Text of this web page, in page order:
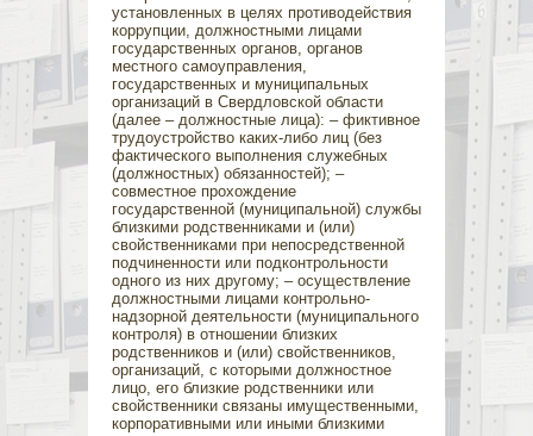
установленных в целях противодействия
коррупции, должностными лицами
государственных органов, органов
местного самоуправления,
государственных и муниципальных
организаций в Свердловской области
(далее – должностные лица): – фиктивное
трудоустройство каких-либо лиц (без
фактического выполнения служебных
(должностных) обязанностей); –
совместное прохождение
государственной (муниципальной) службы
близкими родственниками и (или)
свойственниками при непосредственной
подчиненности или подконтрольности
одного из них другому; – осуществление
должностными лицами контрольно-
надзорной деятельности (муниципального
контроля) в отношении близких
родственников и (или) свойственников,
организаций, с которыми должностное
лицо, его близкие родственники или
свойственники связаны имущественными,
корпоративными или иными близкими